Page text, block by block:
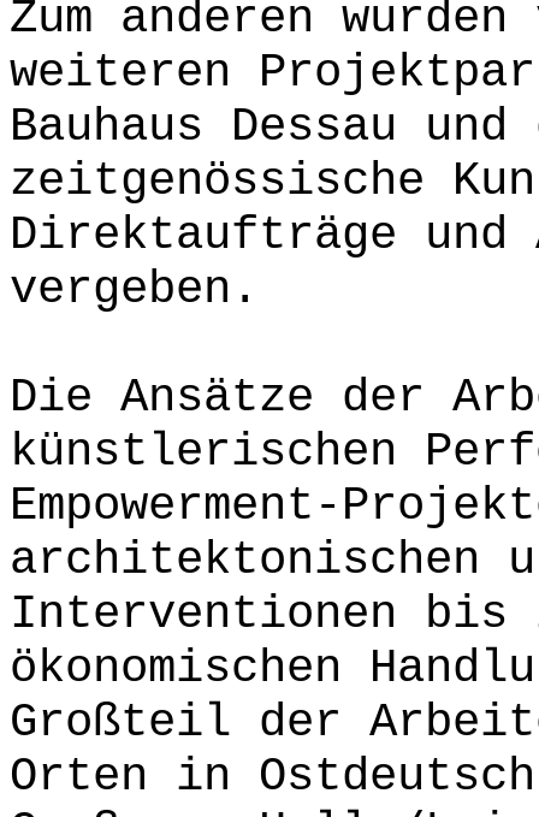
Zum anderen wurden
weiteren
Bauhaus Dessau
zeitgenössische
Direktaufträge
vergeben.
Die Ansätze der
künstlerischen
Empowerment-
architektonischen
Interventionen bis
ökonomischen
Großteil der
Orten in